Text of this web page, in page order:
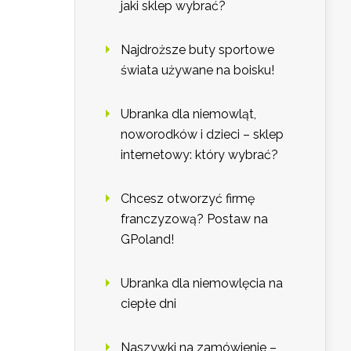
jaki sklep wybrać?
Najdroższe buty sportowe
świata używane na boisku!
Ubranka dla niemowląt,
noworodków i dzieci – sklep
internetowy: który wybrać?
Chcesz otworzyć firmę
franczyzową? Postaw na
GPoland!
Ubranka dla niemowlęcia na
ciepłe dni
Naszywki na zamówienie –